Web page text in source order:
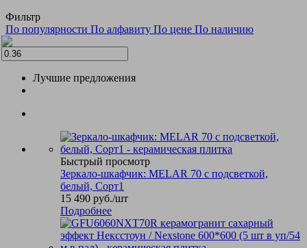
Фильтр
По популярности По алфавиту По цене По наличию
Лучшие предложения
Быстрый просмотр
Зеркало-шкафчик: MELAR 70 c подсветкой,
белый, Сорт1
15 490 руб./шт
Подробнее